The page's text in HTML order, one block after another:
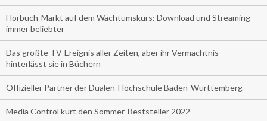
Hörbuch-Markt auf dem Wachtumskurs: Download und Streaming
immer beliebter
Das größte TV-Ereignis aller Zeiten, aber ihr Vermächtnis
hinterlässt sie in Büchern
Offizieller Partner der Dualen-Hochschule Baden-Württemberg
Media Control kürt den Sommer-Beststeller 2022